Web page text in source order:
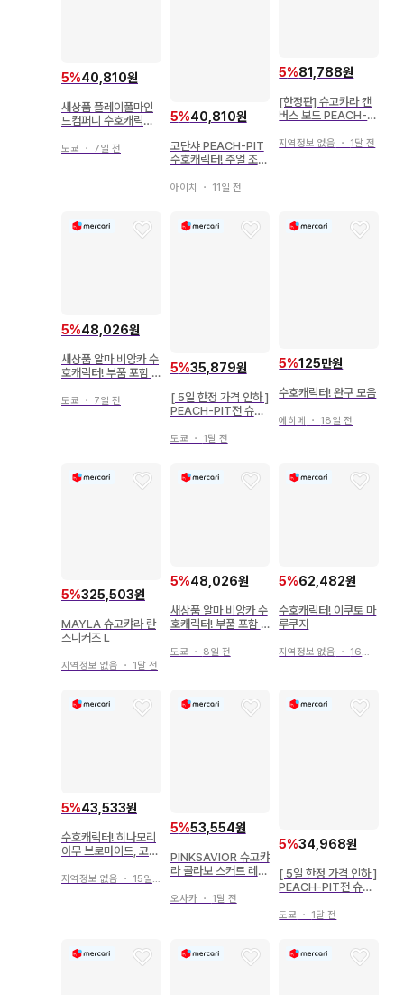
5%40,810원
새상품 플레이풀마인
드컴퍼니 수호캐릭터!
소마 쿄우카이
도쿄 ・ 7일 전
5%40,810원
코단샤 PEACH-PIT
수호캐릭터! 주얼 조커
아이치 ・ 11일 전
5%81,788원
[한정판] 슈고캬라 캔
버스 보드 PEACH-PI
지역정보 없음 ・ 1달 전
5%48,026원
새상품 알마 비앙카 수
호캐릭터! 부품 포함 B
일러스트 호시나 우타
도쿄 ・ 7일 전
5%35,879원
[ 5일 한정 가격 인하 ]
PEACH-PIT전 슈고
도쿄 ・ 1달 전
5%125만원
수호캐릭터! 완구 모음
에히메 ・ 18일 전
5%325,503원
MAYLA 슈고캬라 란
스니커즈 L
지역정보 없음 ・ 1달 전
5%48,026원
새상품 알마 비앙카 수
호캐릭터! 부품 포함 B
일러스트 호시나 우타
도쿄 ・ 8일 전
5%62,482원
수호캐릭터! 이쿠토 마
루쿠지
지역정보 없음 ・ 16일 전
5%43,533원
수호캐릭터! 히나모리
아무 브로마이드, 코스
지역정보 없음 ・ 15일 전
5%53,554원
PINKSAVIOR 슈고캬
라 콜라보 스커트 레그
오사카・ 1달 전
5%34,968원
[ 5일 한정 가격 인하 ]
PEACH-PIT전 슈고
일
도쿄 ・ 1달 전